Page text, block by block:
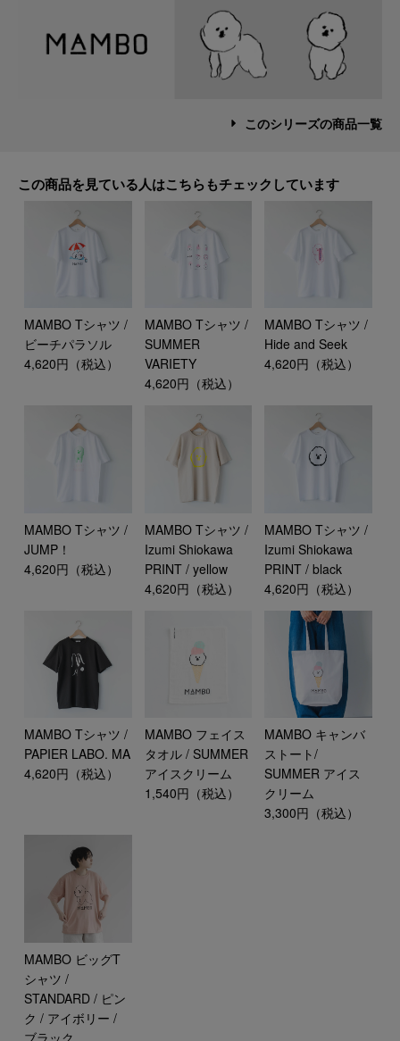
このシリーズの商品一覧
この商品を見ている人はこちらもチェックしています
MAMBO Tシャツ /
ビーチパラソル
4,620円（税込）
MAMBO Tシャツ /
SUMMER
VARIETY
4,620円（税込）
MAMBO Tシャツ /
Hide and Seek
4,620円（税込）
MAMBO Tシャツ /
JUMP！
4,620円（税込）
MAMBO Tシャツ /
Izumi Shiokawa
PRINT / yellow
4,620円（税込）
MAMBO Tシャツ /
Izumi Shiokawa
PRINT / black
4,620円（税込）
MAMBO Tシャツ /
PAPIER LABO. MA
4,620円（税込）
MAMBO フェイス
タオル / SUMMER
アイスクリーム
1,540円（税込）
MAMBO キャンバ
ストート/
SUMMER アイス
クリーム
3,300円（税込）
MAMBO ビッグT
シャツ /
STANDARD / ピン
ク / アイボリー /
ブラック